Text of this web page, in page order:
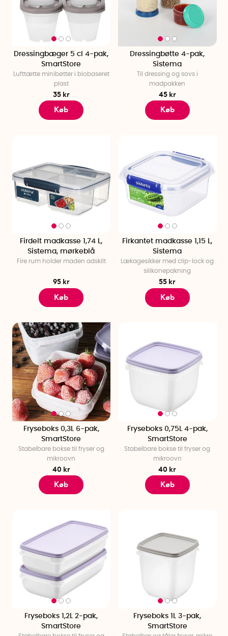
Dressingbæger 5 cl 4-pak,
SmartStore
Lufttætte minibøtter i biobaseret
plast
35 kr
Køb
Dressingbøtte 4-pak,
Sistema
Til dressing og sovs i
madpakken
45 kr
Køb
Firdelt madkasse 1,74 L,
Sistema, mørkeblå
Fire rum holder maden adskilt
95 kr
Køb
Firkantet madkasse 1,15 L,
Sistema
Lækagesikker med clip-lock og
silikonepakning
55 kr
Køb
Fryseboks 0,3L 6-pak,
SmartStore
Stabelbare bokse til fryser og
mikroovn
40 kr
Køb
Fryseboks 0,75L 4-pak,
SmartStore
Stabelbare bokse til fryser og
mikroovn
40 kr
Køb
Fryseboks 1,2L 2-pak,
SmartStore
Fryseboks 1L 3-pak,
SmartStore